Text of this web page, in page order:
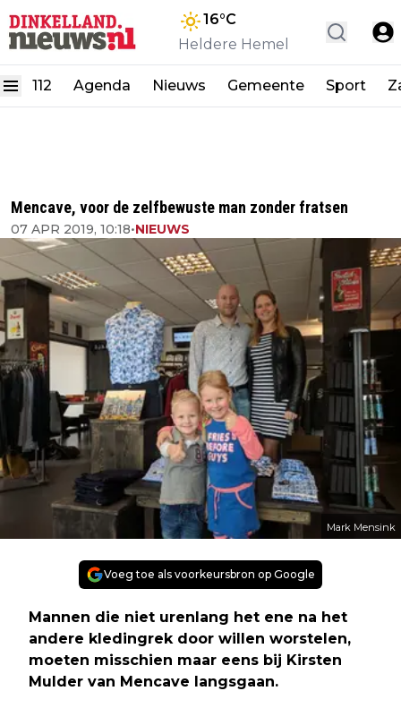
16°C
Heldere Hemel
112 Agenda Nieuws Gemeente Sport
Mencave, voor de zelfbewuste man zonder fratsen
07 APR 2019, 10:18•NIEUWS
Mark Mensink
Voeg toe als voorkeursbron op Google
Mannen die niet urenlang het ene na het
andere kledingrek door willen worstelen,
moeten misschien maar eens bij Kirsten
Mulder van Mencave langsgaan.